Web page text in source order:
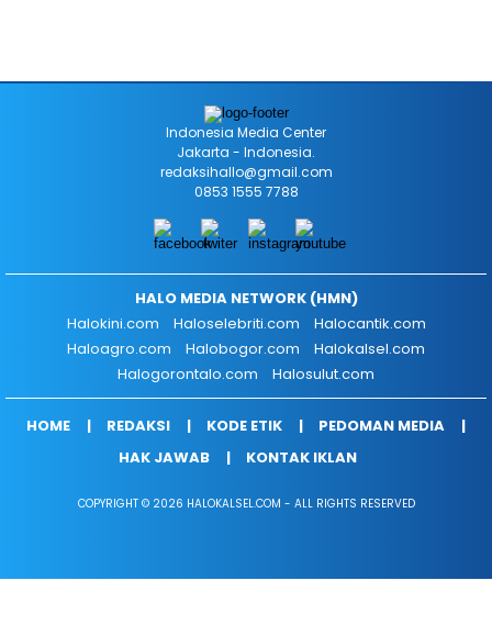
Indonesia Media Center
Jakarta - Indonesia.
redaksihallo@gmail.com
0853 1555 7788
HALO MEDIA NETWORK (HMN)
Halokini.com
Haloselebriti.com
Halocantik.com
Haloagro.com
Halobogor.com
Halokalsel.com
Halogorontalo.com
Halosulut.com
HOME REDAKSI KODE ETIK
PEDOMAN MEDIA
HAK JAWAB
KONTAK IKLAN
COPYRIGHT © 2026 HALOKALSEL.COM - ALL RIGHTS RESERVED